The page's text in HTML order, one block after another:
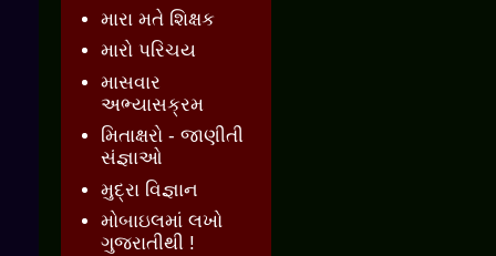
મારા મતે શિક્ષક
મારો પરિચય
માસવાર
અભ્યાસક્રમ
મિતાક્ષરો - જાણીતી
સંજ્ઞાઓ
મુદ્રા વિજ્ઞાન
મોબાઇલમાં લખો
ગુજરાતીથી !